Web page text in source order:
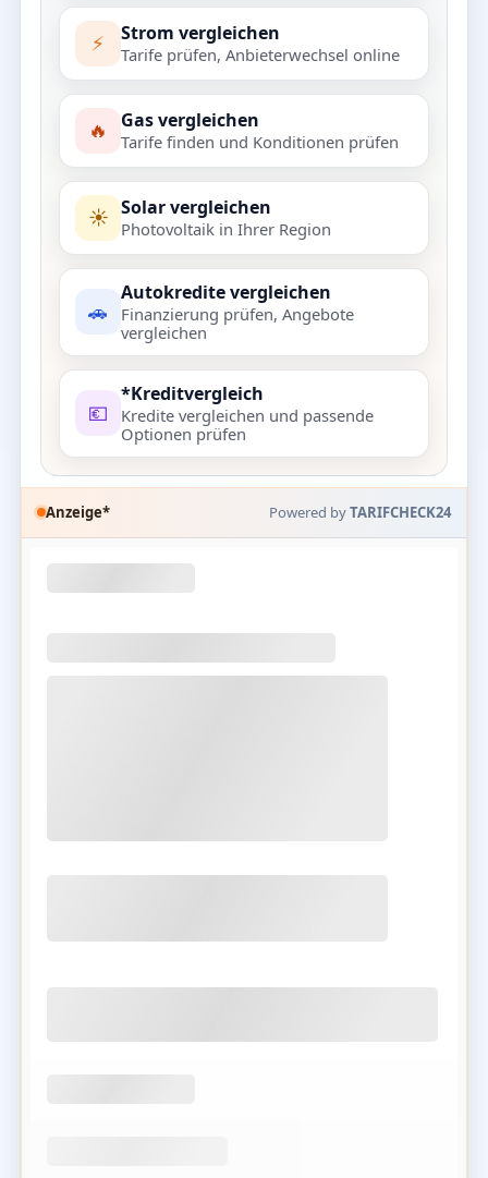
⚡ Strom vergleichen
Tarife prüfen, Anbieterwechsel online
🔥 Gas vergleichen
Tarife finden und Konditionen prüfen
☀️ Solar vergleichen
Photovoltaik in Ihrer Region
🚗
Autokredite vergleichen
Finanzierung prüfen, Angebote
vergleichen
💶
*Kreditvergleich
Kredite vergleichen und passende
Optionen prüfen
Anzeige* Powered byTARIFCHECK24